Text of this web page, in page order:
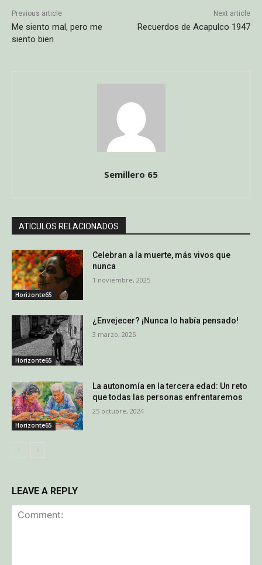
Previous article
Me siento mal, pero me
siento bien
Next article
Recuerdos de Acapulco 1947
Semillero 65
ATICULOS RELACIONADOS
Horizonte65
Celebran a la muerte, más vivos que
nunca
1 noviembre, 2025
Horizonte65
¿Envejecer? ¡Nunca lo había pensado!
3 marzo, 2025
Horizonte65
La autonomía en la tercera edad: Un reto
que todas las personas enfrentaremos
25 octubre, 2024
LEAVE A REPLY